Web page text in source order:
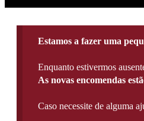
Estamos a fazer uma
Enquanto estivermos
As novas encomendas
Caso necessite de alguma